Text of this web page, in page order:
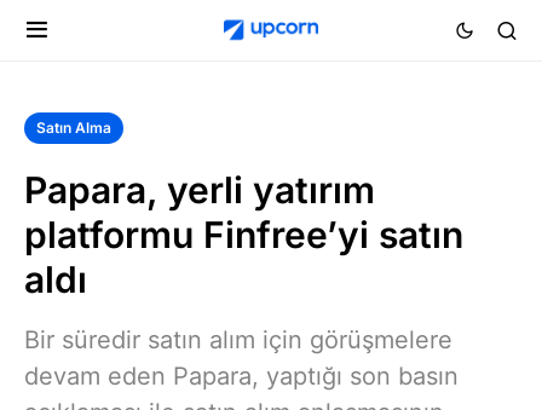
Satın Alma
Papara, yerli yatırım
platformu Finfree’yi satın
aldı
Bir süredir satın alım için görüşmelere
devam eden Papara, yaptığı son basın